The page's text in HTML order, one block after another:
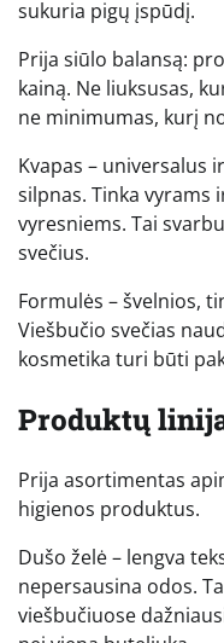
sukuria pigų įspūdį.
Prija siūlo balansą:
kainą. Ne liuksusas,
ne minimumas, kurį
Kvapas – universalus
silpnas. Tinka
vyresniems. Tai
svečius.
Formulės – švelnios,
Viešbučio svečias
kosmetika turi būti
Produktų
Prija asortimentas
higienos produktus.
Dušo želė – lengva
nepersausina odos.
viešbučiuose